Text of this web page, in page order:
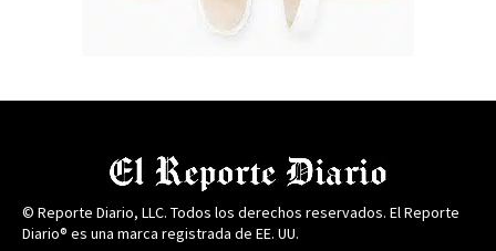
© Reporte Diario, LLC. Todos los derechos reservados. El Reporte
Diario® es una marca registrada de EE. UU.